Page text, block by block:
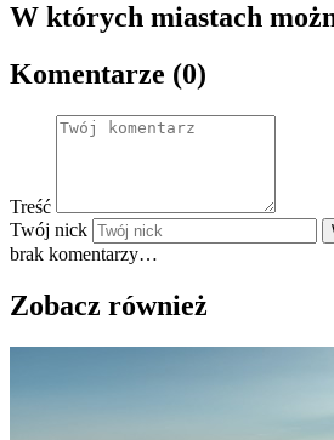
W których miastach
Komentarze (0)
Treść
Twój nick
brak komentarzy…
Zobacz również